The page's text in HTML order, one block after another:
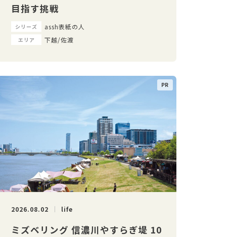
目指す挑戦
シリーズ assh表紙の人
エリア 下越/佐渡
2026.08.02 life
ミズベリング 信濃川やすらぎ堤 10